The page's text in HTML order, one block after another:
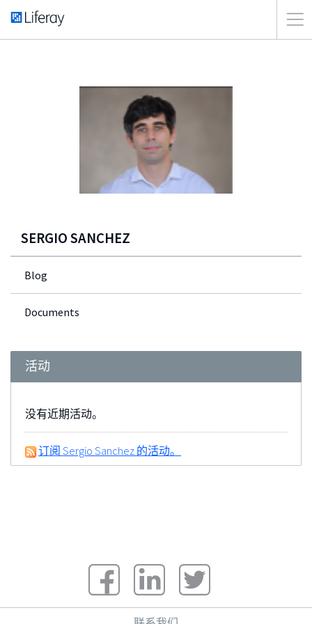
SERGIO SANCHEZ
Blog
Documents
活动
没有近期活动。
订阅 Sergio Sanchez 的活动。